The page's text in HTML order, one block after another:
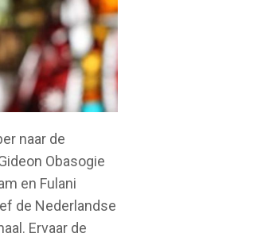
naar de
Obasogie
en Fulani
de Nederlandse
Ervaar de